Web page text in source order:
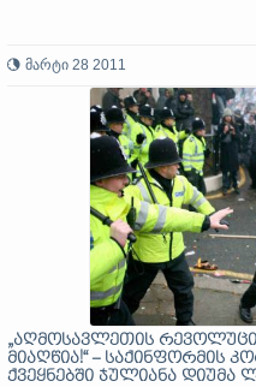
მარტი 28 2011
„აღმოსავლეთის
მიაღწია!“ – საქინფორმის
ქვეყნებში ჯულიანა დიუმა